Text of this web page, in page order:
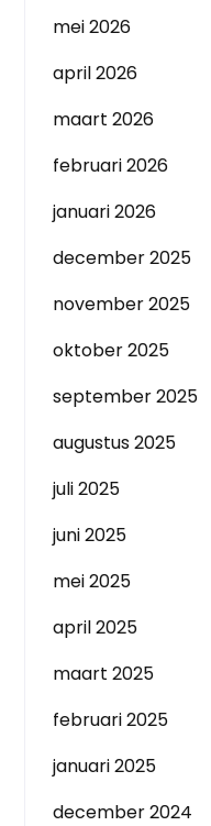
mei 2026
april 2026
maart 2026
februari 2026
januari 2026
december 2025
november 2025
oktober 2025
september 2025
augustus 2025
juli 2025
juni 2025
mei 2025
april 2025
maart 2025
februari 2025
januari 2025
december 2024